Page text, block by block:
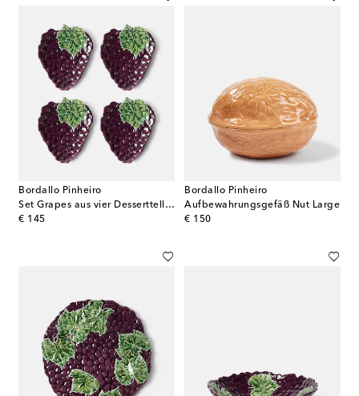
Bordallo Pinheiro
Set Grapes aus vier Desserttellern
€ 145
original price
Bordallo Pinheiro
Aufbewahrungsgefäß Nut Large
€ 150
original price